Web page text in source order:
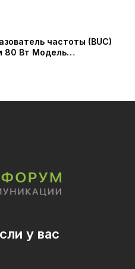
частоты (BUC)
80 Вт Модель
у вас